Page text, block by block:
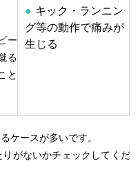
ー
る
と
キック・ランニン
グ等の動作で痛みが
生じる
ケースが多いです。
がないかチェックしてくだ